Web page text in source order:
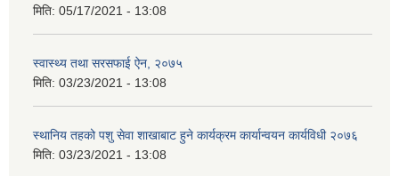
मिति: 05/17/2021 - 13:08
स्वास्थ्य तथा सरसफाई ऐन, २०७५
मिति: 03/23/2021 - 13:08
स्थानिय तहको पशु सेवा शाखाबाट हुने कार्यक्रम कार्यान्वयन कार्यविधी २०७६
मिति: 03/23/2021 - 13:08